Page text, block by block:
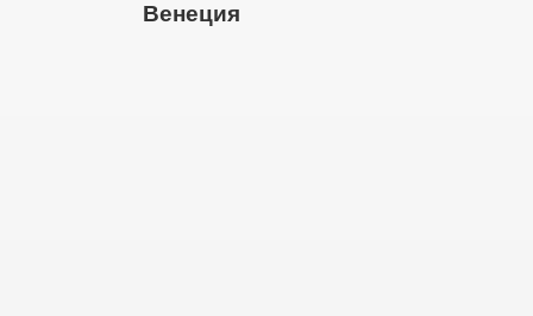
Венеция